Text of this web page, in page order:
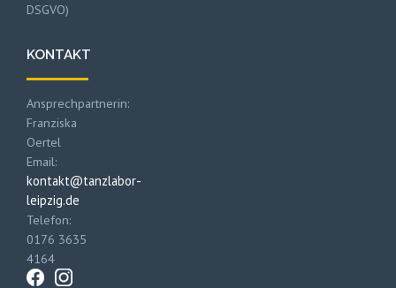
DSGVO)
KONTAKT
Ansprechpartnerin:
Franziska
Oertel
Email:
kontakt@tanzlabor-
leipzig.de
Telefon:
0176 3635
4164